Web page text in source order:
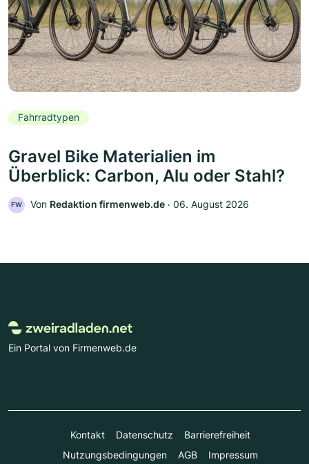
Fahrradtypen
Gravel Bike Materialien im
Überblick: Carbon, Alu oder Stahl?
FW Von Redaktion firmenweb.de ‧ 06. August 2026
Ein Portal von Firmenweb.de
Kontakt Datenschutz
Barrierefreiheit
Nutzungsbedingungen
AGB Impressum